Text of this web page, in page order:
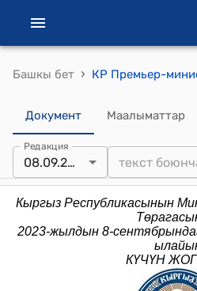
Башкы бет ›
Документ Маалыматтар
Редакция
08.09.2023